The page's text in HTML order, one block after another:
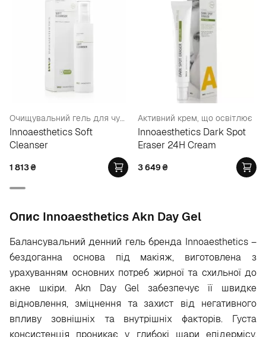
Очищувальний гель для чутливої шкіри
Innoaesthetics Soft
Cleanser
1 813₴
Активний крем, що освітлює
Innoaesthetics Dark Spot
Eraser 24H Cream
3 649₴
Опис Innoaesthetics Akn Day Gel
Балансувальний денний гель бренда Innoaesthetics –
бездоганна основа під макіяж, виготовлена з
урахуванням основних потреб жирної та схильної до
акне шкіри. Akn Day Gel забезпечує її швидке
відновлення, зміцнення та захист від негативного
впливу зовнішніх та внутрішніх факторів. Густа
консистенція проникає у глибокі шари епідермісу,